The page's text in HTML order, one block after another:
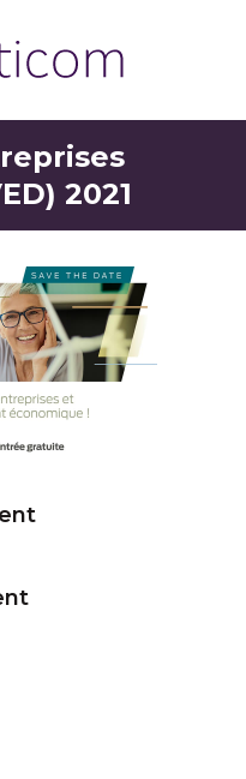
2021